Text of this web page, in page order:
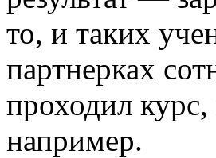
то, и таких
партнерках
проходил
например.